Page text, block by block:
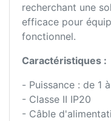
recherchant une
efficace pour
fonctionnel.
Caractéristiques :
- Puissance : de 1
- Classe II IP20
- Câble